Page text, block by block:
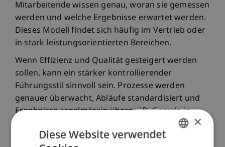
Mitarbeitende wissen genau, woran sie gemessen
werden und welche Ergebnisse erwartet werden.
Dieses Modell findet sich häufig im Vertrieb oder
in stark leistungsorientierten Bereichen.
Wenn Effizienz und Qualität gesteigert werden
sollen, kann ein stärker kontrollierender
Führungsstil sinnvoll sein. Prozesse werden
genauer überwacht, Abläufe standardisiert und
Ergebnisse regelmässig überprüft. Gerade in
Produktions- oder Routinebereichen hilft dies,
Fehler zu reduzieren und Ressourcen optimal
×
Diese Website verwendet